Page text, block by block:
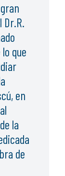
que
en
la
de